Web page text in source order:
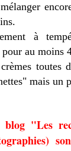
à
au moins
toutes
mais un
blog "Les